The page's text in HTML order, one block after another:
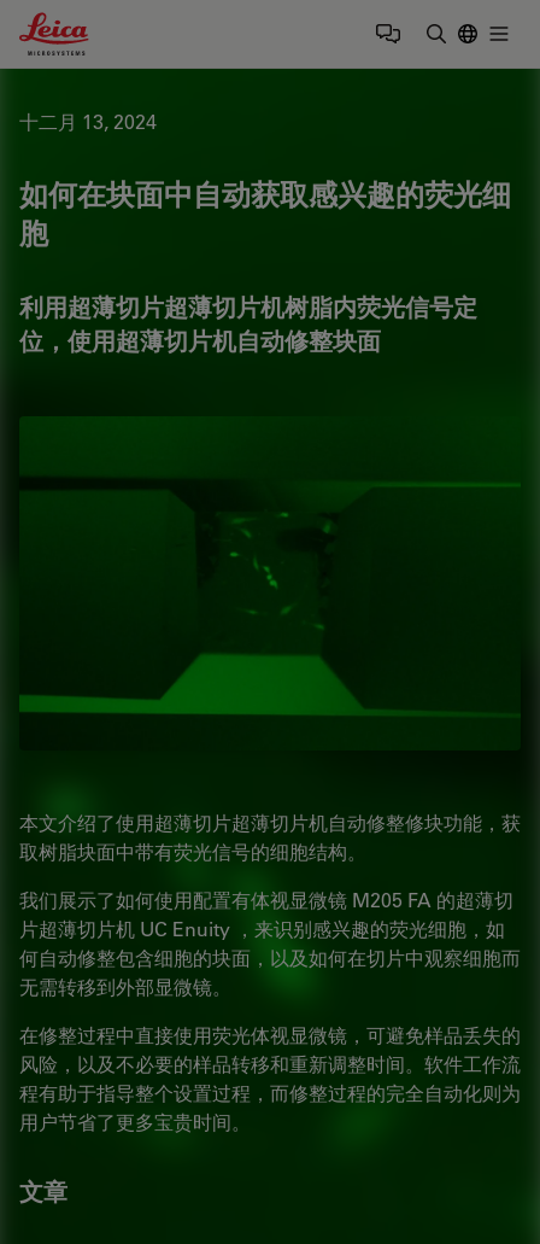
Leica Microsystems Logo
十二月 13, 2024
如何在块面中自动获取感兴趣的荧光细
胞
利用超薄切片超薄切片机树脂内荧光信号定
位，使用超薄切片机自动修整块面
本文介绍了使用超薄切片超薄切片机自动修整修块功能，获
取树脂块面中带有荧光信号的细胞结构。
我们展示了如何使用配置有体视显微镜 M205 FA 的超薄切
片超薄切片机 UC Enuity ，来识别感兴趣的荧光细胞，如
何自动修整包含细胞的块面，以及如何在切片中观察细胞而
无需转移到外部显微镜。
在修整过程中直接使用荧光体视显微镜，可避免样品丢失的
风险，以及不必要的样品转移和重新调整时间。软件工作流
程有助于指导整个设置过程，而修整过程的完全自动化则为
用户节省了更多宝贵时间。
文章